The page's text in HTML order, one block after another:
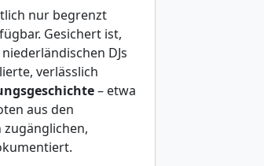
nur begrenzt
Gesichert ist,
DJs
verlässlich
– etwa
aus den
zugänglichen,